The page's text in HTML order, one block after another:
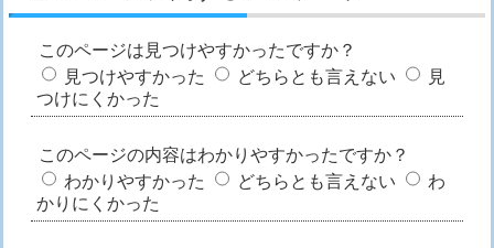
このページは見つけやすかったですか？
見つけやすかった
どちらとも言えない
見
つけにくかった
このページの内容はわかりやすかったですか？
わかりやすかった
どちらとも言えない
わ
かりにくかった